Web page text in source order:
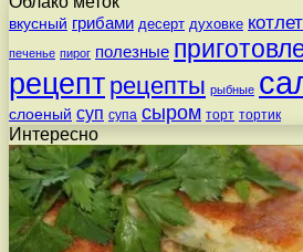
вкусный грибами десерт духовке
печенье пирог полезные
рецепт рецепты рыбные
слоеный суп супа сыром торт тортик
Интересно